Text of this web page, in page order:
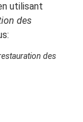
utilisant
des
des